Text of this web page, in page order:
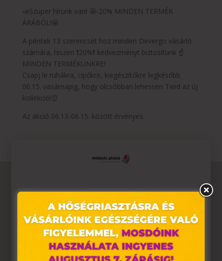
📣Szuper hírünk van! 🤩-20% MINDEN TERMÉK
ÁRÁBÓL!🤩
A péntek 13 szerencsét hoz minden Devergo vásárló
számára, hiszen ❗20%❗ kedvezményt biztosítunk ☝️
MINDEN TERMÉKÜNKRE!
Csapj le ruhákra, cipőkre, kiegészítőkre legkésőbb
06.15. vasárnapig, hogy olcsóbban lehessen Tieid az új
kollekció!⏰
Az akció 06.13-06.15. között érvényes.
Weboldalunkon „cookie"-kat (továbbiakban „süti")
alkalmazunk. Ezek olyan fájlok, melyek információt
tárolnak webes böngészőjében. Ehhez az Ön
hozzájárulása szükséges.